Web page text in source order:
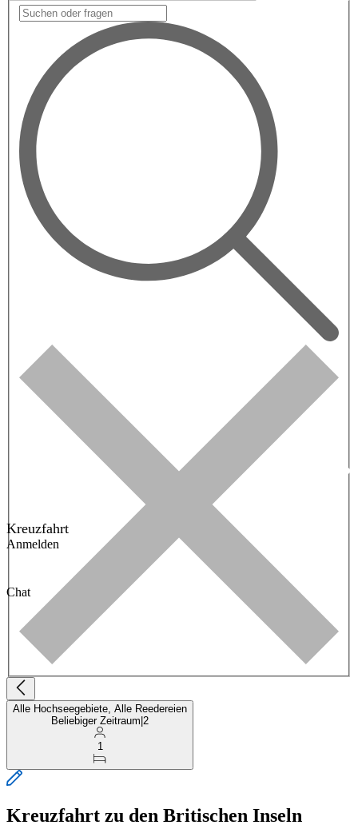
Kreuzfahrt
Anmelden
Chat
Alle Hochseegebiete, Alle Reedereien
Beliebiger Zeitraum 2
1
Kreuzfahrt zu den Britischen Inseln